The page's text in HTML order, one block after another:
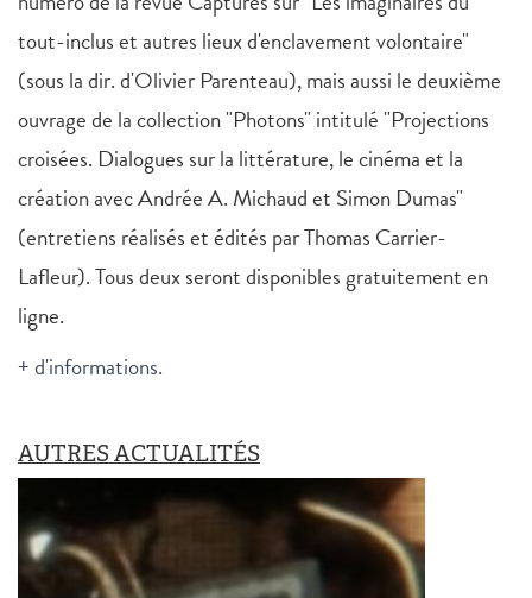
tout-inclus et autres lieux d'enclavement volontaire"
(sous la dir. d'Olivier Parenteau), mais aussi le deuxième
ouvrage de la collection "Photons" intitulé "Projections
croisées. Dialogues sur la littérature, le cinéma et la
création avec Andrée A. Michaud et Simon Dumas"
(entretiens réalisés et édités par Thomas Carrier-
Lafleur). Tous deux seront disponibles gratuitement en
ligne.
+ d'informations.
AUTRES ACTUALITÉS